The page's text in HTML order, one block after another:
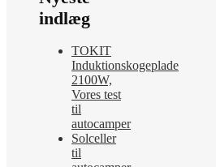
indlæg
TOKIT
Induktionskogeplade
2100W,
Vores test
til
autocamper
Solceller
til